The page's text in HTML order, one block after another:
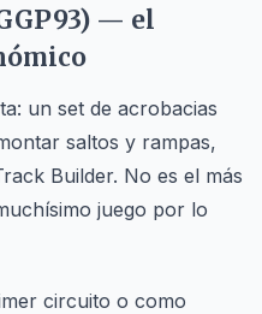
— el
un set de acrobacias
saltos y rampas,
Builder. No es el más
juego por lo
circuito o como